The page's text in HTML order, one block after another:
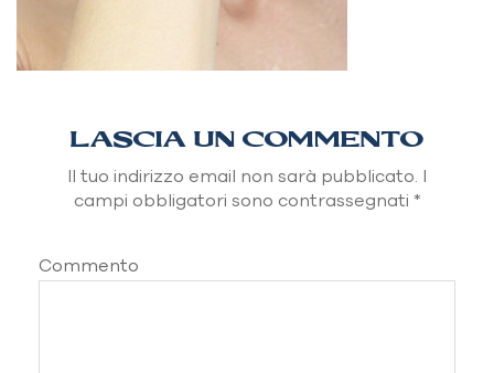
LASCIA UN COMMENTO
Il tuo indirizzo email non sarà pubblicato. I
campi obbligatori sono contrassegnati *
Commento